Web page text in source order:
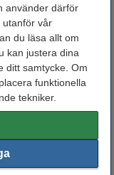
använder därför
utanför vår
du läsa allt om
kan justera dina
ditt samtycke. Om
funktionella
tekniker.